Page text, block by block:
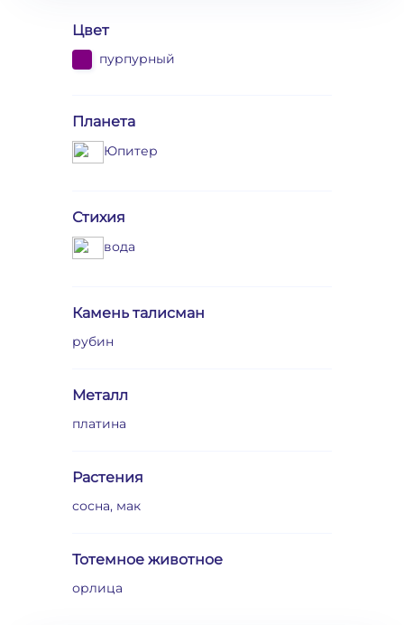
Цвет
пурпурный
Планета
Юпитер
Стихия
вода
Камень талисман
рубин
Металл
платина
Растения
сосна, мак
Тотемное животное
орлица